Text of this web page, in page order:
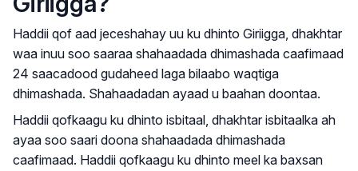
Haddii qof aad jeceshahay uu ku dhinto Giriigga, dhakhtar
waa inuu soo saaraa shahaadada dhimashada caafimaad
24 saacadood gudaheed laga bilaabo waqtiga
dhimashada. Shahaadadan ayaad u baahan doontaa.
Haddii qofkaagu ku dhinto isbitaal, dhakhtar isbitaalka ah
ayaa soo saari doona shahaadada dhimashada
caafimaad. Haddii qofkaagu ku dhinto meel ka baxsan